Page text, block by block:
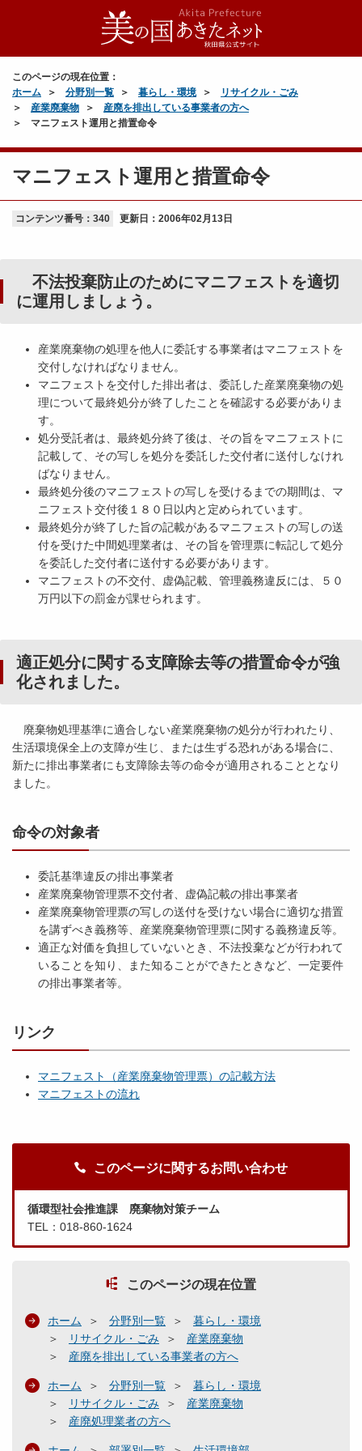
このページの現在位置：
ホーム
分野別一覧 暮らし・環境
リサイクル・ごみ
産業廃棄物
産廃を排出している事業者の方へ
マニフェスト運用と措置命令
マニフェスト運用と措置命令
コンテンツ番号：340 更新日： 2006年02月13日
不法投棄防止のためにマニフェストを適切
に運用しましょう。
産業廃棄物の処理を他人に委託する事業者はマニフェストを
交付しなければなりません。
マニフェストを交付した排出者は、委託した産業廃棄物の処
理について最終処分が終了したことを確認する必要がありま
す。
処分受託者は、最終処分終了後は、その旨をマニフェストに
記載して、その写しを処分を委託した交付者に送付しなけれ
ばなりません。
最終処分後のマニフェストの写しを受けるまでの期間は、マ
ニフェスト交付後１８０日以内と定められています。
最終処分が終了した旨の記載があるマニフェストの写しの送
付を受けた中間処理業者は、その旨を管理票に転記して処分
を委託した交付者に送付する必要があります。
マニフェストの不交付、虚偽記載、管理義務違反には、５０
万円以下の罰金が課せられます。
適正処分に関する支障除去等の措置命令が強
化されました。
廃棄物処理基準に適合しない産業廃棄物の処分が行われたり、
生活環境保全上の支障が生じ、または生ずる恐れがある場合に、
新たに排出事業者にも支障除去等の命令が適用されることとなり
ました。
命令の対象者
委託基準違反の排出事業者
産業廃棄物管理票不交付者、虚偽記載の排出事業者
産業廃棄物管理票の写しの送付を受けない場合に適切な措置
を講ずべき義務等、産業廃棄物管理票に関する義務違反等。
適正な対価を負担していないとき、不法投棄などが行われて
いることを知り、また知ることができたときなど、一定要件
の排出事業者等。
リンク
マニフェスト（産業廃棄物管理票）の記載方法
マニフェストの流れ
このページに関するお問い合わせ
循環型社会推進課 廃棄物対策チーム
TEL：018-860-1624
このページの現在位置
ホーム 分野別一覧
暮らし・環境
リサイクル・ごみ
産業廃棄物
産廃を排出している事業者の方へ
ホーム 分野別一覧
暮らし・環境
リサイクル・ごみ
産業廃棄物
産廃処理業者の方へ